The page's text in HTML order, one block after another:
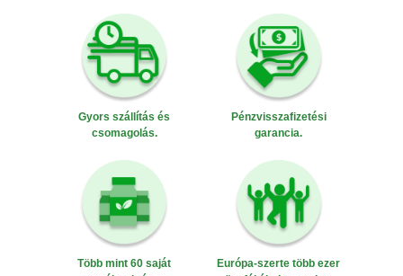
Gyors szállítás és
csomagolás.
Pénzvisszafizetési
garancia.
Több mint 60 saját
Európa-szerte több ezer